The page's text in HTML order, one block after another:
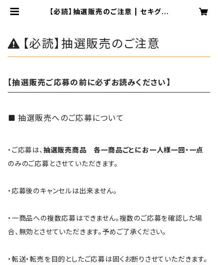
【必読】抽選販売のご注意 | セキグチ
【必読】抽選販売のご注意
【抽選販売ご応募の前に必ずお読みください】
抽選販売へのご応募について
・ご応募は、 抽選販売商品 各一商品ごとにお一人様一回・一点
のみのご応募とさせていただきます。
・応募後のキャンセルは出来ません。
・一商品への複数応募はできません。複数のご応募を確認した場
合、無効とさせていただきます。予めご了承ください。
・転送・転売を目的としたご応募は固くお断りさせていただきます。